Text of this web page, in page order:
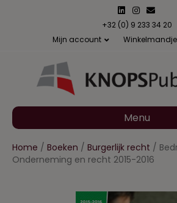
n
n
s
a
m
m
a
l
+32 (0) 9 233 34 20
Mijn account
Winkelmandje
Menu
Home / Boeken / Burgerlijk recht /
Onderneming en recht 2015-2016